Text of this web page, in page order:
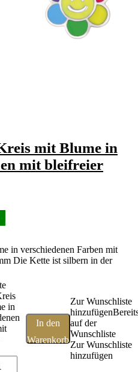
mit Blume in
mit bleifreier
in verschiedenen Farben mit
Die Kette ist silbern in der
in
In den
Warenkorb
Zur Wunschliste
hinzufügen
auf der
Wunschliste
Zur Wunschliste
hinzufügen